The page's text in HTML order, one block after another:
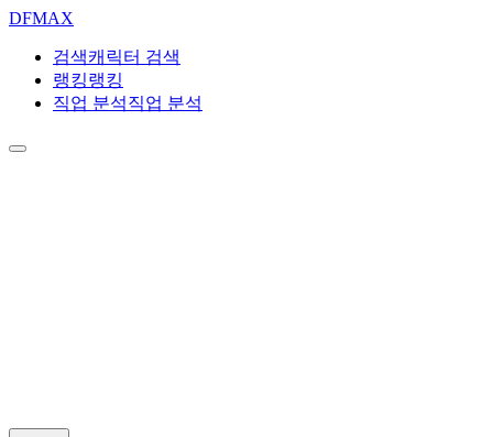
DFMAX
검색캐릭터 검색
랭킹랭킹
직업 분석직업 분석